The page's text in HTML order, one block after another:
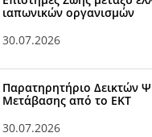
ιαπωνικών οργανισμών
30.07.2026
Παρατηρητήριο Δεικτών
Μετάβασης από το ΕΚΤ
30.07.2026